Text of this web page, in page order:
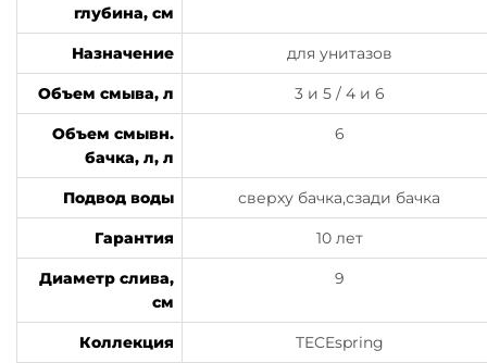
глубина, см
Назначение для унитазов
Объем смыва, л 3 и 5 / 4 и 6
Объем смывн.
бачка, л, л
6
Подвод воды сверху бачка,сзади бачка
Гарантия 10 лет
Диаметр слива,
см
9
Коллекция TECEspring